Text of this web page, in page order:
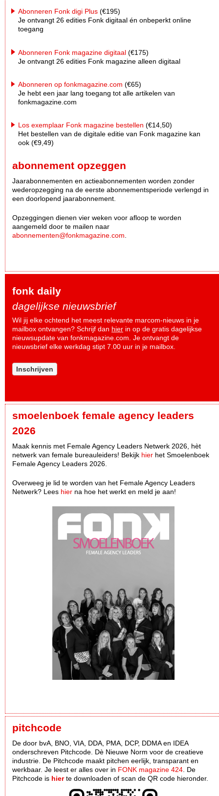
Abonneren Fonk digi Plus (€195)
Je ontvangt 26 edities Fonk digitaal én onbeperkt online
toegang
Abonneren Fonk magazine digitaal (€175)
Je ontvangt 26 edities Fonk magazine alleen digitaal
Abonneren op fonkmagazine.com (€65)
Je hebt een jaar lang toegang tot alle artikelen van
fonkmagazine.com
Los exemplaar Fonk magazine bestellen (€14,50)
Het bestellen van de digitale editie van Fonk magazine kan
ook (€9,49)
abonnement opzeggen
Jaarabonnementen en actieabonnementen worden zonder
wederopzegging na de eerste abonnementsperiode verlengd in
een doorlopend jaarabonnement.
Opzeggingen dienen vier weken voor afloop te worden
aangemeld door te mailen naar
abonnementen@fonkmagazine.com
fonk daily
dagelijkse nieuwsbrief
Wil jij elke ochtend het meest relevante marcom-nieuws in je
mailbox ontvangen? Schrijf dan hier in op de gratis dagelijkse
nieuwsupdate van fonkmagazine.com. Je ontvangt de
nieuwsbrief elke werkdag stipt 7.00 uur in je mailbox.
Inschrijven
smoelenboek female agency leaders
2026
Maak kennis met Female Agency Leaders Netwerk 2026, hèt
netwerk van female bureauleiders! Bekijk hier het Smoelenboek
Female Agency Leaders 2026.
Overweeg je lid te worden van het Female Agency Leaders
Netwerk? Lees hier na hoe het werkt en meld je aan!
pitchcode
De door bvA, BNO, VIA, DDA, PMA, DCP, DDMA en IDEA
onderschreven Pitchcode. Dè Nieuwe Norm voor de creatieve
industrie. De Pitchcode maakt pitchen eerlijk, transparant en
werkbaar. Je leest er alles over in FONK magazine 424 . De
Pitchcode is hierte downloaden of scan de QR code hieronder.